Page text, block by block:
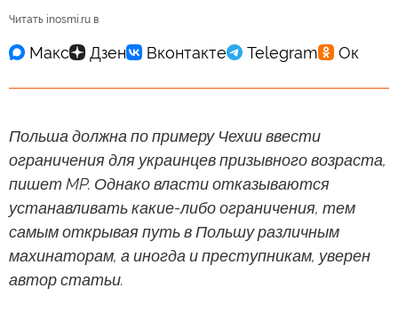
Читать inosmi.ru в
Польша должна по примеру Чехии ввести
ограничения для украинцев призывного возраста,
пишет MP. Однако власти отказываются
устанавливать какие-либо ограничения, тем
самым открывая путь в Польшу различным
махинаторам, а иногда и преступникам, уверен
автор статьи.